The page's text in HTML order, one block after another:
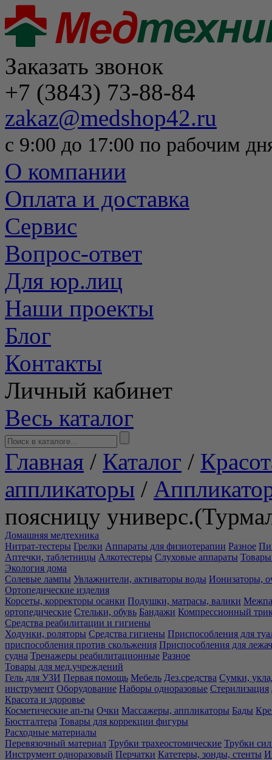
Заказать звонок
+7 (3843) 73-88-84
zakaz@medshop42.ru
с 9:00 до 17:00 по рабочим
О компании
Оплата и доставка
Сервис
Вопрос-ответ
Для юр.лиц
Наши проекты
Блог
Контакты
Личный кабинет
Весь каталог
Главная / Каталог /
аппликаторы /
поясницу
Домашняя медтехника
Нитрат-тестеры Грелки Аппараты для физиотерапии Разное
Аптечки, таблетницы Алкотестеры Слуховые аппараты Товары
Экология дома
Солевые лампы Увлажнители, активаторы воды Ионизаторы,
Ортопедические изделия
Корсеты, корректоры осанки Подушки, матрасы, валики
ортопедические Стельки, обувь Бандажи Компрессионный
Средства реабилитации и гигиены
Ходунки, роляторы Средства гигиены Приспособления для
приспособления против скольжения Приспособления для
судна Тренажеры реабилитационные Разное
Товары для мед.учреждений
Гель для УЗИ Первая помощь Мебель Дез.средства Сумки,
инструмент Оборудование Наборы одноразовые Стерилизация
Красота и здоровье
Косметические ап-ты Очки Массажеры, аппликаторы Бады
Бюстгалтера Товары для коррекции фигуры
Расходные материалы
Перевязочный материал Трубки трахеостомические Трубки
Инструмент одноразовый Перчатки Катетеры, зонды, стенты